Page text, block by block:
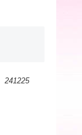
241225